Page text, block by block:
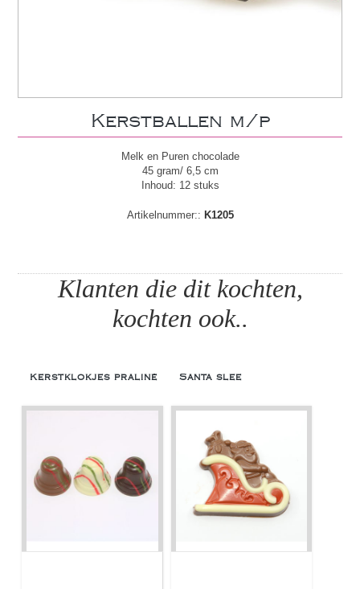
Kerstballen m/p
Melk en Puren chocolade
45 gram/ 6,5 cm
Inhoud: 12 stuks
Artikelnummer:: K1205
Klanten die dit kochten,
kochten ook..
Kerstklokjes praliné Santa slee